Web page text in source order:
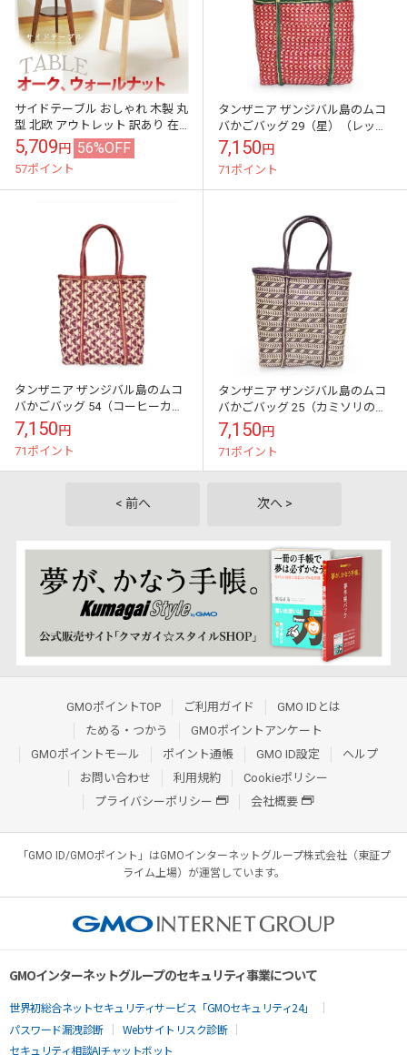
サイドテーブル おしゃれ 木製 丸
型 北欧 アウトレット 訳あり 在
庫処分
5,709円 56%OFF
57ポイント
タンザニア ザンジバル島のムコ
バかごバッグ 29（星）（レッド
×グリーン）アフリカ伝統工芸品
プラスチックフリーな暮らし
7,150円
71ポイント
タンザニア ザンジバル島のムコ
バかごバッグ 54（コーヒーカッ
プ）（ピンク×ナチュラル）アフ
リカ伝統工芸品 プラスチックフ
リーな暮...
7,150円
71ポイント
タンザニア ザンジバル島のムコ
バかごバッグ 25（カミソリの
刃）（ネイビー×ナチュラル）ア
フリカ伝統工芸品〔一点もの〕
プラスチック...
7,150円
71ポイント
< 前へ 次へ >
GMOポイントTOP ご利用ガイド
GMO IDとは
ためる・つかう
GMOポイントアンケート
GMOポイントモール
ポイント通帳 GMO ID設定
ヘルプ
お問い合わせ
利用規約
Cookieポリシー
プライバシーポリシー
会社概要
「GMO ID/GMOポイント」はGMOインターネットグループ株式会社（東証プ
ライム上場）が運営しています。
GMOインターネットグループのセキュリティ事業について
世界初総合ネットセキュリティサービス「GMOセキュリティ24」
パスワード漏洩診断
Webサイトリスク診断
セキュリティ相談AIチャットボット